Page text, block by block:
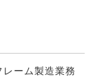
ーム製造業務